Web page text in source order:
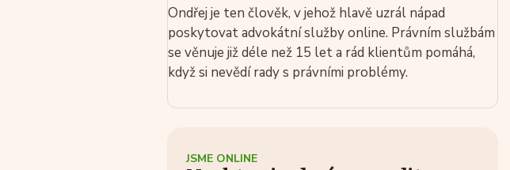
Ondřej je ten člověk, v jehož hlavě uzrál nápad
poskytovat advokátní služby online. Právním službám
se věnuje již déle než 15 let a rád klientům pomáhá,
když si nevědí rady s právními problémy.
JSME ONLINE